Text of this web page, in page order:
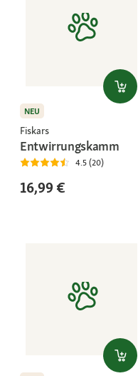
NEU
Fiskars
Entwirrungskamm
4.5 (20)
16,99 €